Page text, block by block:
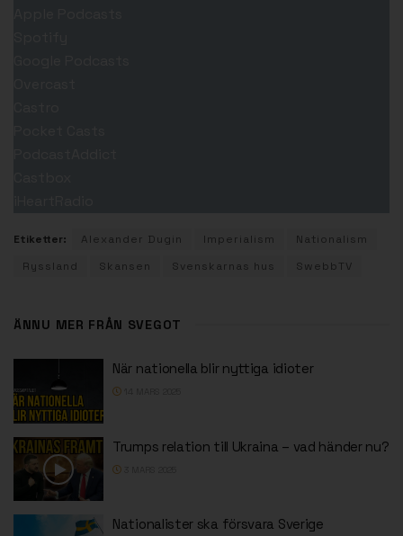
Etiketter: Alexander Dugin Imperialism
Nationalism
Ryssland
Skansen Svenskarnas hus SwebbTV
ÄNNU MER FRÅN SVEGOT
När nationella blir nyttiga idioter
Trumps relation till Ukraina – vad händer nu?
Nationalister ska försvara Sverige